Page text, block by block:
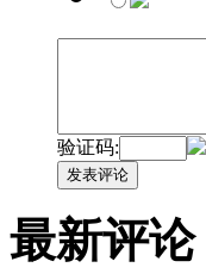
验证码:
发表评论
最新评论